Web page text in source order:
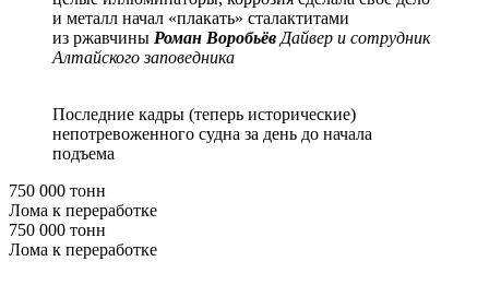
и металл начал «плакать» сталактитами
из ржавчины Роман Воробьёв Дайвер и сотрудник
Алтайского заповедника
Последние кадры (теперь исторические)
непотревоженного судна за день до начала
подъема
750 000 тонн
Лома к переработке
750 000 тонн
Лома к переработке